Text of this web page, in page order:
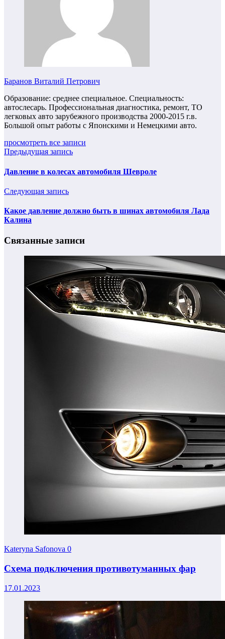
Баранов Виталий Петрович
Образование: среднее специальное. Специальность:
автослесарь. Профессиональная диагностика, ремонт, ТО
легковых авто зарубежного производства 2000-2015 г.в.
Большой опыт работы с Японскими и Немецкими авто.
просмотреть все записи
Предыдущая запись
Давление в колесах автомобиля Шевроле
Следующая запись
Какое давление должно быть в шинах автомобиля Лада
Калина
Связанные записи
Kateryna Safonova 0
Схема подключения противотуманных фар
17.01.2023